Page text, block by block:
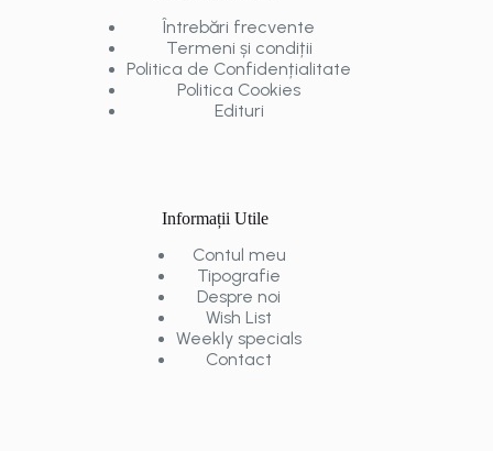
Întrebări frecvente
Termeni și condiții
Politica de Confidențialitate
Politica Cookies
Edituri
Informații Utile
Contul meu
Tipografie
Despre noi
Wish List
Weekly specials
Contact